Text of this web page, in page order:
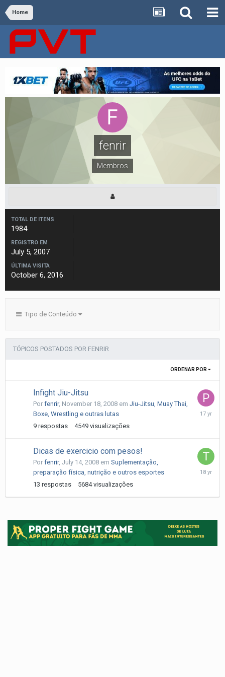
Home
fenrir
Membros
TOTAL DE ITENS
1984
REGISTRO EM
July 5, 2007
ÚLTIMA VISITA
October 6, 2016
Tipo de Conteúdo
TÓPICOS POSTADOS POR FENRIR
ORDENAR POR
Infight Jiu-Jitsu
Por fenrir, November 18, 2008 em Jiu-Jitsu, Muay Thai,
Boxe, Wrestling e outras lutas
9 respostas 4549 visualizações
Dicas de exercicio com pesos!
Por fenrir, July 14, 2008 em Suplementação,
preparação física, nutrição e outros esportes
13 respostas 5684 visualizações
July